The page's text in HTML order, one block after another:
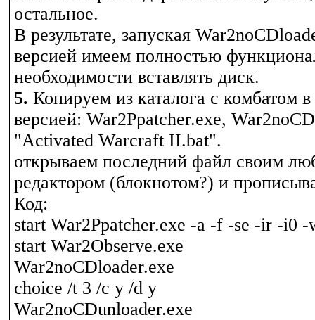
остальное.
В результате, запуская
версией имеем полностью
необходимости вставлять диск.
5. Копируем из каталога с комбатом
версией: War2Ppatcher.exe,
"Activated Warcraft II.bat".
открываем последний файл своим
редактором (блокнотом?) и
Код:
start War2Ppatcher.exe -a -f -se -ir -i0 -
start War2Observe.exe
War2noCDloader.exe
choice /t 3 /c y /d y
War2noCDunloader.exe